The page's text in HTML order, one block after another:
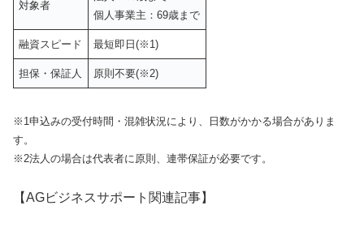
対象者
個人事業主：69歳まで
融資スピード 最短即日(※1)
担保・保証人 原則不要(※2)
※1申込みの受付時間・混雑状況により、日数がかかる場合がありま
す。
※2法人の場合は代表者に原則、連帯保証が必要です。
【AGビジネスサポート関連記事】